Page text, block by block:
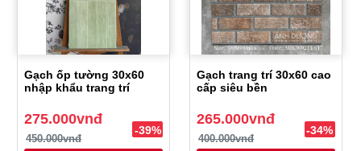
Gạch ốp tường 30x60
nhập khẩu trang trí
275.000vnđ
450.000vnđ
-39%
Gạch trang trí 30x60 cao
cấp siêu bền
265.000vnđ
400.000vnđ
-34%